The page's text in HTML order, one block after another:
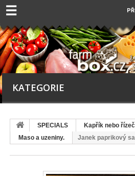
☰
KATEGORIE
SPECIALS
Kapřík nebo
Maso a uzeniny.
Janek paprikový